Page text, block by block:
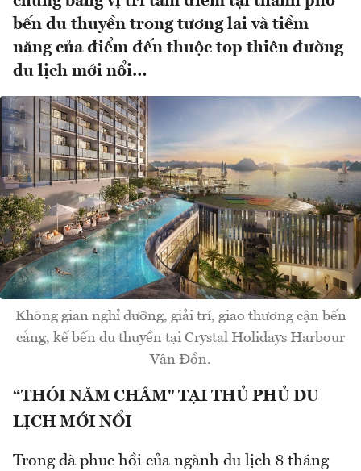
bến du thuyền trong tương lai và tiềm
năng của điểm đến thuộc top thiên đường
du lịch mới nổi…
Không gian nghỉ dưỡng, giải trí, giao thương cận bến
cảng, kế bến du thuyền tại Crystal Holidays Harbour
Vân Đồn.
“THÓI NĂM CHÂM" TẠI THỦ PHỦ DU
LỊCH MỚI NỔI
Trong đà phuc hồi của ngành du lịch 8 tháng